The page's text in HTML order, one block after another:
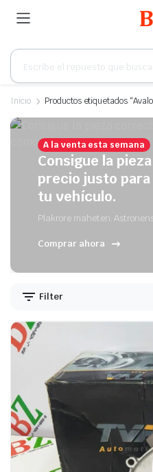
Búsqueda
productos
Inicio Productos etiquetados
A la venta esta semana
Consigue la
precio justo para
tu vehículo.
Plakrore maheten.
Comprar ahora
Filter